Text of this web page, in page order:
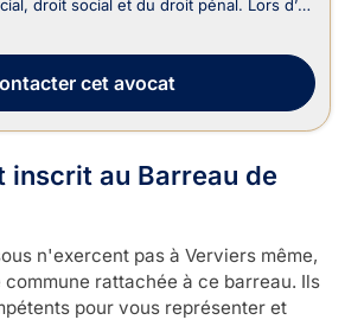
droit social et du droit pénal. Lors d’un
cet avocat
inscrit au Barreau de
n'exercent pas à Verviers même,
commune rattachée à ce barreau. Ils
pour vous représenter et